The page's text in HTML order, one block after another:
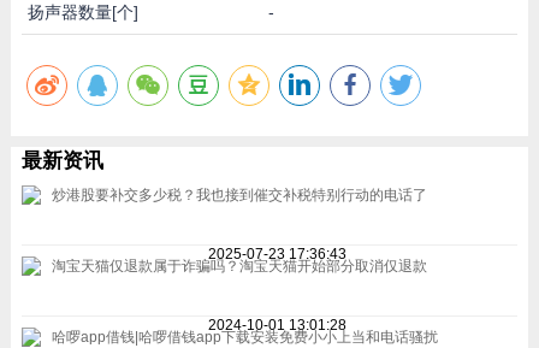
扬声器数量[个] -
最新资讯
炒港股要补交多少税？我也接到催交补税特别行动的电话了
2025-07-23 17:36:43
淘宝天猫仅退款属于诈骗吗？淘宝天猫开始部分取消仅退款
2024-10-01 13:01:28
哈啰app借钱|哈啰借钱app下载安装免费小小上当和电话骚扰